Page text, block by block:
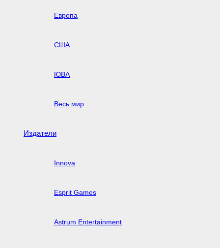
Европа
США
ЮВА
Весь мир
Издатели
Innova
Esprit Games
Astrum Entertainment